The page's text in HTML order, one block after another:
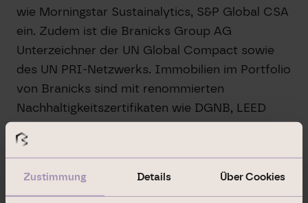
Zustimmung Details Über Cookies
wie Morningstar Sustainalytics, S&P Global CSA
ein. Zudem ist die Branicks Group AG
Unterzeichner der UN Global Compact sowie
des UN PRI-Netzwerks. Immobilien im Portfolio
von Branicks sind mit renommierten
Nachhaltigkeitszertifikaten wie DGNB, LEED
oder BREEAM ausgezeichnet.
Mehr Informationen unterwww.branicks.com
PR-Kontakt Branicks Group AG: